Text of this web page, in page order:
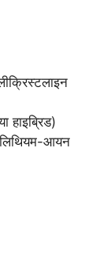
हाइब्रिड)
आयन